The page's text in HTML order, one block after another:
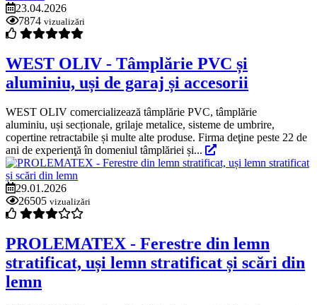
23.04.2026
7874 vizualizări
WEST OLIV - Tâmplărie PVC și
aluminiu, uși de garaj și accesorii
WEST OLIV comercializează tâmplărie PVC, tâmplărie
aluminiu, uși secționale, grilaje metalice, sisteme de umbrire,
copertine retractabile și multe alte produse. Firma deţine peste 22 de
ani de experienţă în domeniul tâmplăriei și...
29.01.2026
26505 vizualizări
PROLEMATEX - Ferestre din lemn
stratificat, uși lemn stratificat și scări din
lemn